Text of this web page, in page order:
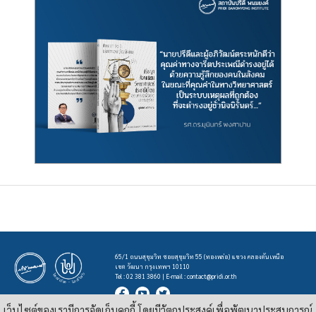
65/1 ถนนสุขุมวิท ซอยสุขุมวิท 55 (ทองหล่อ) แขวง คลองตันเหนือ
เขต วัฒนา กรุงเทพฯ 10110
Tel : 02 381 3860 | E-mail :contact@pridi.or.th